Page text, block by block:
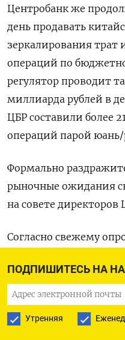
ПОДПИШИТЕСЬ НА
Утренняя
Центробанк же
день продавать
зеркалирования трат
операций по
регулятор проводит
миллиарда рублей в
ЦБР составили более
операций парой юань/
Формально
рыночные ожидания
на совете директоров
Согласно свежему
сразу на 200 базисных
инфляция
крепкий рубль и